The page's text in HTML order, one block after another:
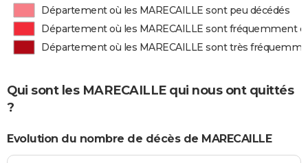
Département où les MARECAILLE sont peu décédés
Département où les MARECAILLE sont fréquemment
Département où les MARECAILLE sont très
Qui sont les MARECAILLE qui nous ont quittés
?
Evolution du nombre de décès de MARECAILLE